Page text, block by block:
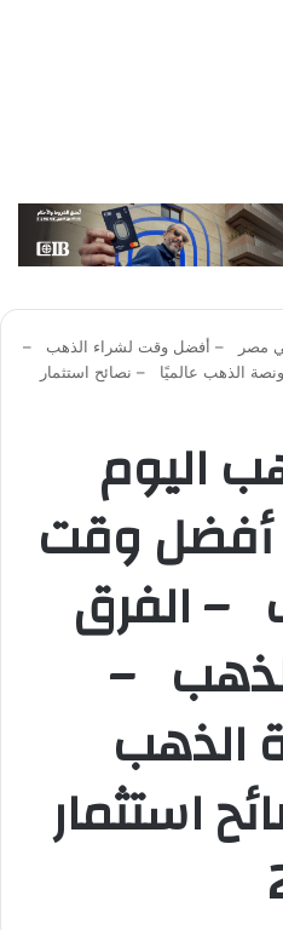
في مصر – أفضل وقت لشراء الذهب –
الذهب عالميًا – نصائح استثمار
اليوم
وقت
– الفرق
–
الذهب
استثمار